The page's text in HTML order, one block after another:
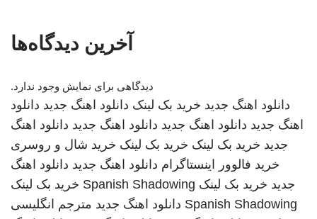
آخرین دیدگاه‌ها
دیدگاهی برای نمایش وجود ندارد.
دانلود اهنگ جدید خرید بک لینک دانلود اهنگ جدید دانلود
اهنگ جدید دانلود اهنگ جدید دانلود اهنگ جدید دانلود اهنگ
جدید خرید بک لینک خرید بک لینک خرید شال و روسری
خرید فالوور اینستاگرام دانلود اهنگ جدید دانلود اهنگ
جدید خرید بک لینک Spanish Shadowing خرید بک لینک
Spanish Shadowing دانلود اهنگ جدید مترجم انگلیسی